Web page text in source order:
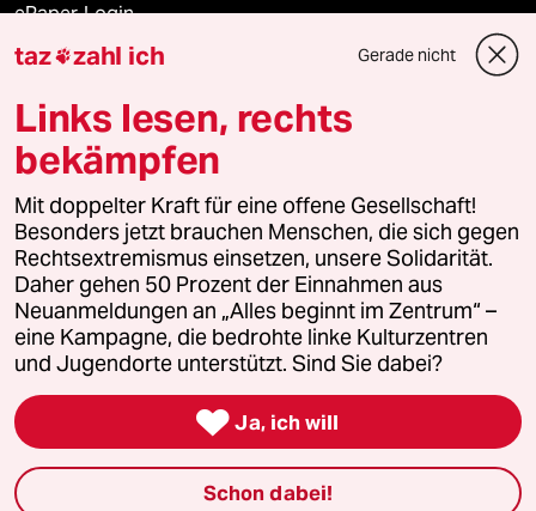
ePaper Login
Downloads für Abonnierende
© 2026 taz Verlags und Vertriebs GmbH
Alle Rechte vorbehalten. Bei rechtlichen Fragen oder für Genehmigungen
wenden Sie sich bitte an
lizenzen@taz.de
Feedback Redaktionsstatut Kommune-Richtlinien
Leitlinie Informant Datenschutz Impressum AGB
Seitenwende Einwilligungen widerrufen (Ads)
taz zahl ich Gerade nicht
Links lesen, rechts
bekämpfen
Mit doppelter Kraft für eine offene Gesellschaft!
Besonders jetzt brauchen Menschen, die sich gegen
Rechtsextremismus einsetzen, unsere Solidarität.
Daher gehen 50 Prozent der Einnahmen aus
Neuanmeldungen an „Alles beginnt im Zentrum“ –
eine Kampagne, die bedrohte linke Kulturzentren
und Jugendorte unterstützt. Sind Sie dabei?
 Ja, ich will
Schon dabei!